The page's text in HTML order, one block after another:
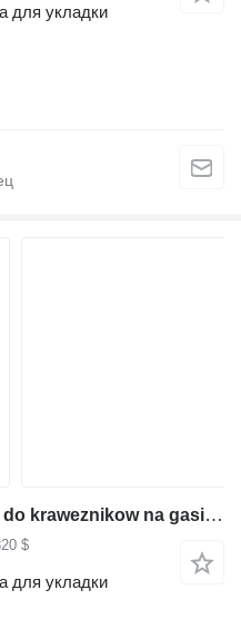
для укладки
Probst trasnmobil ukladarka do kraweznikow na gasienicach,optimas
$
для укладки